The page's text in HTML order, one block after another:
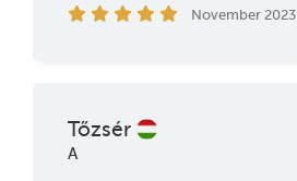
November 2023
Tőzsér
A